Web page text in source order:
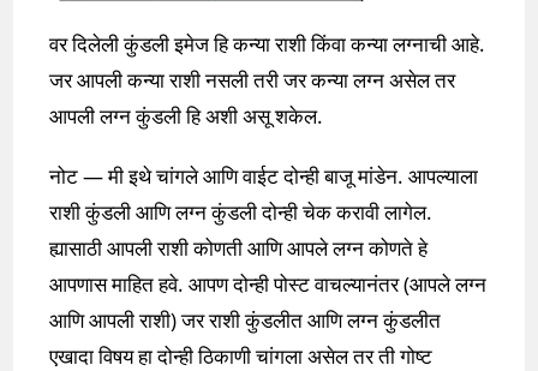
वर दिलेली कुंडली इमेज हि कन्या राशी किंवा कन्या लग्नाची आहे.
जर आपली कन्या राशी नसली तरी जर कन्या लग्न असेल तर
आपली लग्न कुंडली हि अशी असू शकेल.
नोट — मी इथे चांगले आणि वाईट दोन्ही बाजू मांडेन. आपल्याला
राशी कुंडली आणि लग्न कुंडली दोन्ही चेक करावी लागेल.
ह्यासाठी आपली राशी कोणती आणि आपले लग्न कोणते हे
आपणास माहित हवे. आपण दोन्ही पोस्ट वाचल्यानंतर (आपले लग्न
आणि आपली राशी) जर राशी कुंडलीत आणि लग्न कुंडलीत
एखादा विषय हा दोन्ही ठिकाणी चांगला असेल तर ती गोष्ट